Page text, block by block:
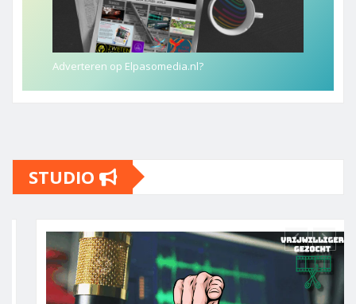
Adverteren op Elpasomedia.nl?
STUDIO